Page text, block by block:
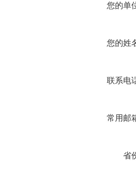
您的单
您的姓
联系电
常用邮
省